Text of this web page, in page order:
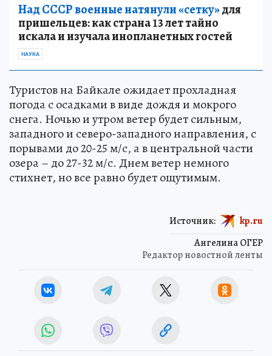
Над СССР военные натянули «сетку»для
пришельцев: как страна 13 лет тайно
искала и изучала инопланетных гостей
НАУКА
Туристов на Байкале ожидает прохладная
погода с осадками в виде дождя и мокрого
снега. Ночью и утром ветер будет сильным,
западного и северо-западного направления, с
порывами до 20-25 м/с, а в центральной части
озера – до 27-32 м/с. Днем ветер немного
стихнет, но все равно будет ощутимым.
Ангелина ОГЕР
Редактор новостной ленты
Источник: kp.ru